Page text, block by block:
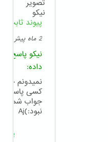
پیوند ثابت
2 ماه پیش
نیکو پاسخ
داده:
نمیدونم چرا
کسی پاسخگوی
جواب شما
نبود:)Aj
پاسخ